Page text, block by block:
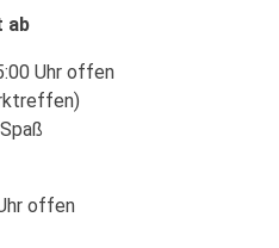
ab
Uhr offen
offen